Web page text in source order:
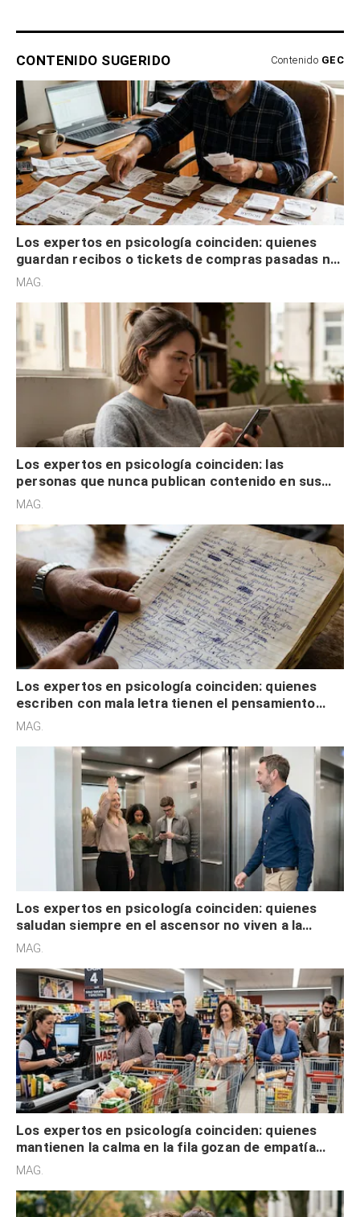
CONTENIDO SUGERIDO Contenido GEC
Los expertos en psicología coinciden: quienes
guardan recibos o tickets de compras pasadas no
son acumuladores, sino que tienen necesidad de
MAG.
Los expertos en psicología coinciden: las
personas que nunca publican contenido en sus
redes sociales no pretenden buscar validación
MAG.
Los expertos en psicología coinciden: quienes
escriben con mala letra tienen el pensamiento
acelerado y no lo hacen por desinterés
MAG.
Los expertos en psicología coinciden: quienes
saludan siempre en el ascensor no viven a la
defensiva y tienen apertura social
MAG.
Los expertos en psicología coinciden: quienes
mantienen la calma en la fila gozan de empatía
cognitiva, gratitud y no solo tienen autocontrol
MAG.